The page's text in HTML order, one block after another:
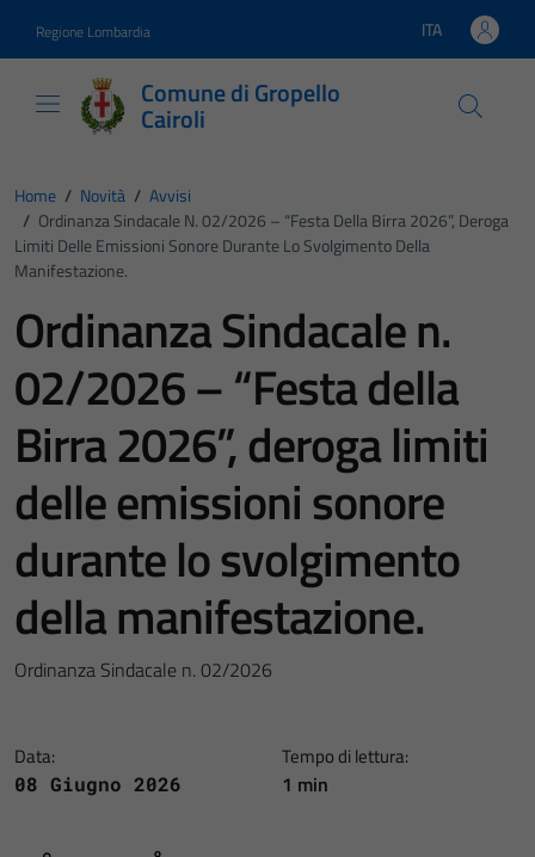
Regione Lombardia Lingua attiva:
ITA
Comune di Gropello
Cairoli
Home / Novità / Avvisi
/ Ordinanza Sindacale N. 02/2026 – “Festa Della Birra 2026”, Deroga
Limiti Delle Emissioni Sonore Durante Lo Svolgimento Della
Manifestazione.
Ordinanza Sindacale n.
02/2026 – “Festa della
Birra 2026”, deroga limiti
delle emissioni sonore
durante lo svolgimento
della manifestazione.
Ordinanza Sindacale n. 02/2026
Data:
08 Giugno 2026
Tempo di lettura:
1 min